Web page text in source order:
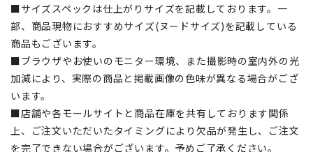
■サイズスペックは仕上がりサイズを記載しております。一
部、商品現物におすすめサイズ(ヌードサイズ)を記載している
商品もございます。
■ブラウザやお使いのモニター環境、また撮影時の室内外の光
加減により、実際の商品と掲載画像の色味が異なる場合がござ
います。
■店舗や各モールサイトと商品在庫を共有しております関係
上、ご注文いただいたタイミングにより欠品が発生し、ご注文
を完了できない場合がございます。予めご了承ください。